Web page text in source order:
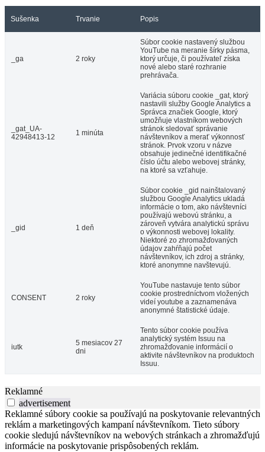
Sušenka Trvanie Popis
_ga 2 roky
Súbor cookie nastavený službou
YouTube na meranie šírky pásma,
ktorý určuje, či používateľ získa
nové alebo staré rozhranie
prehrávača.
_gat_UA-
42948413-12
1 minúta
Variácia súboru cookie _gat, ktorý
nastavili služby Google Analytics a
Správca značiek Google, ktorý
umožňuje vlastníkom webových
stránok sledovať správanie
návštevníkov a merať výkonnosť
stránok. Prvok vzoru v názve
obsahuje jedinečné identifikačné
číslo účtu alebo webovej stránky,
na ktoré sa vzťahuje.
_gid 1 deň
Súbor cookie _gid nainštalovaný
službou Google Analytics ukladá
informácie o tom, ako návštevníci
používajú webovú stránku, a
zároveň vytvára analytickú správu
o výkonnosti webovej lokality.
Niektoré zo zhromažďovaných
údajov zahŕňajú počet
návštevníkov, ich zdroj a stránky,
ktoré anonymne navštevujú.
CONSENT 2 roky
YouTube nastavuje tento súbor
cookie prostredníctvom vložených
videí youtube a zaznamenáva
anonymné štatistické údaje.
iutk
5 mesiacov 27
dni
Tento súbor cookie používa
analytický systém Issuu na
zhromažďovanie informácií o
aktivite návštevníkov na produktoch
Issuu.
Reklamné
advertisement
Reklamné súbory cookie sa používajú na poskytovanie relevantných
reklám a marketingových kampaní návštevníkom. Tieto súbory
cookie sledujú návštevníkov na webových stránkach a zhromažďujú
informácie na poskytovanie prispôsobených reklám.